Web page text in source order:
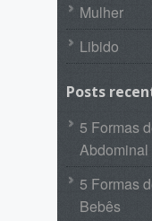
Mulher
Libido
Posts
5 Formas
Abdominal
5 Formas
Bebês